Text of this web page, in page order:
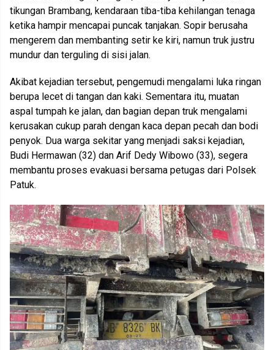
tikungan Brambang, kendaraan tiba-tiba kehilangan tenaga
ketika hampir mencapai puncak tanjakan. Sopir berusaha
mengerem dan membanting setir ke kiri, namun truk justru
mundur dan terguling di sisi jalan.
Akibat kejadian tersebut, pengemudi mengalami luka ringan
berupa lecet di tangan dan kaki. Sementara itu, muatan
aspal tumpah ke jalan, dan bagian depan truk mengalami
kerusakan cukup parah dengan kaca depan pecah dan bodi
penyok. Dua warga sekitar yang menjadi saksi kejadian,
Budi Hermawan (32) dan Arif Dedy Wibowo (33), segera
membantu proses evakuasi bersama petugas dari Polsek
Patuk.